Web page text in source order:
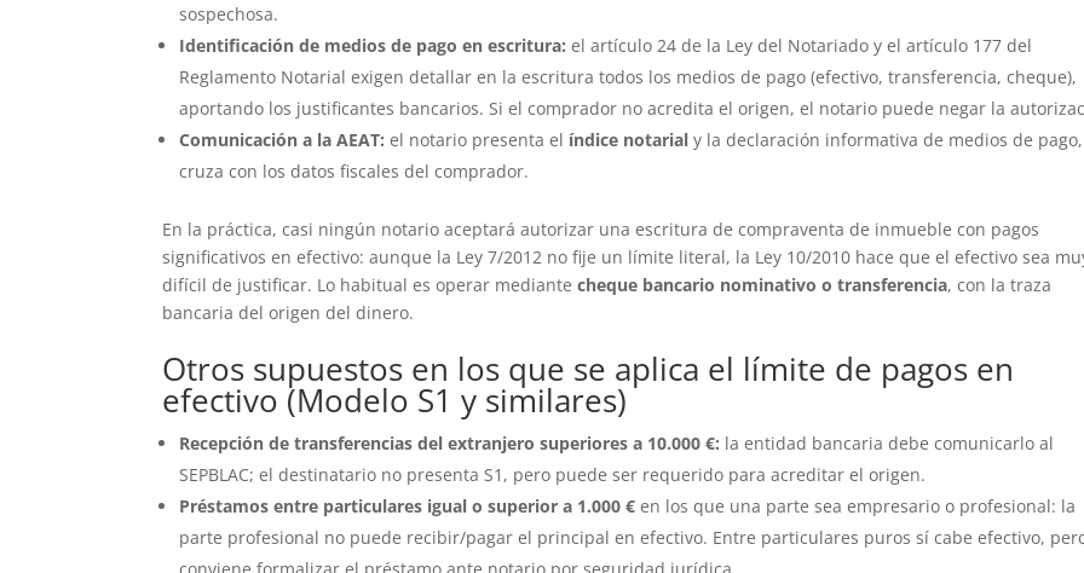
sospechosa.
Identificación de medios de pago en escritura: el artículo 24 de la Ley del Notariado y el artículo 177 del
Reglamento Notarial exigen detallar en la escritura todos los medios de pago (efectivo, transferencia, cheque),
aportando los justificantes bancarios. Si el comprador no acredita el origen, el notario puede negar la
Comunicación a la AEAT: el notario presenta el índice notarial y la declaración informativa de medios de
cruza con los datos fiscales del comprador.
En la práctica, casi ningún notario aceptará autorizar una escritura de compraventa de inmueble con pagos
significativos en efectivo: aunque la Ley 7/2012 no fije un límite literal, la Ley 10/2010 hace que el efectivo sea
difícil de justificar. Lo habitual es operar mediantecheque bancario nominativo o transferencia, con la traza
bancaria del origen del dinero.
Otros supuestos en los que se aplica el límite de pagos en
efectivo (Modelo S1 y similares)
Recepción de transferencias del extranjero superiores a 10.000 €: la entidad bancaria debe comunicarlo al
SEPBLAC; el destinatario no presenta S1, pero puede ser requerido para acreditar el origen.
Préstamos entre particulares igual o superior a 1.000 € en los que una parte sea empresario o profesional: la
parte profesional no puede recibir/pagar el principal en efectivo. Entre particulares puros sí cabe efectivo,
conviene formalizar el préstamo ante notario por seguridad jurídica.